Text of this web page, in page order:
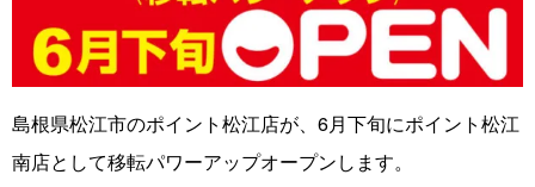
島根県松江市のポイント松江店が、6月下旬にポイント松江
南店として移転パワーアップオープンします。